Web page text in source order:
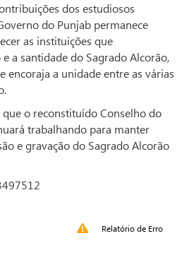
dos estudiosos
do Punjab permanece
as instituições que
a santidade do Sagrado Alcorão,
encoraja a unidade entre as várias
o reconstituído Conselho do
trabalhando para manter
e gravação do Sagrado Alcorão
Relatório de Erro